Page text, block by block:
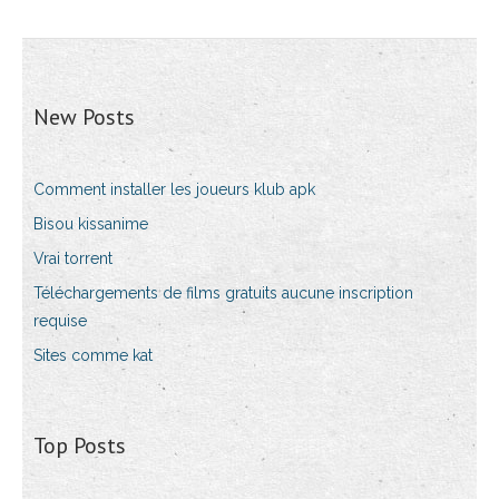
New Posts
Comment installer les joueurs klub apk
Bisou kissanime
Vrai torrent
Téléchargements de films gratuits aucune inscription
requise
Sites comme kat
Top Posts